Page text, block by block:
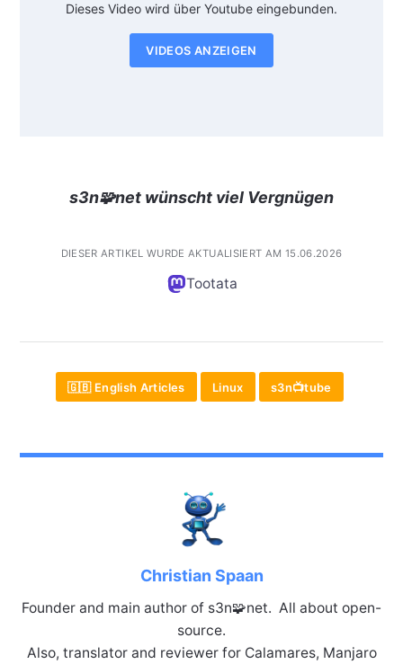
Dieses Video wird über Youtube eingebunden.
VIDEOS ANZEIGEN
s3n🧩net wünscht viel Vergnügen
DIESER ARTIKEL WURDE AKTUALISIERT AM 15.06.2026
Tootata
🇬🇧 English Articles Linux s3n📺tube
Christian Spaan
Founder and main author of s3n🧩net. All about open-
source.
Also, translator and reviewer for Calamares, Manjaro